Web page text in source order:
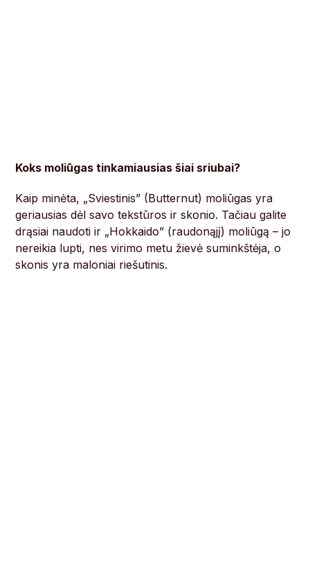
Koks moliūgas tinkamiausias šiai sriubai?
Kaip minėta, „Sviestinis” (Butternut) moliūgas yra
geriausias dėl savo tekstūros ir skonio. Tačiau galite
drąsiai naudoti ir „Hokkaido” (raudonąjį) moliūgą – jo
nereikia lupti, nes virimo metu žievė suminkštėja, o
skonis yra maloniai riešutinis.